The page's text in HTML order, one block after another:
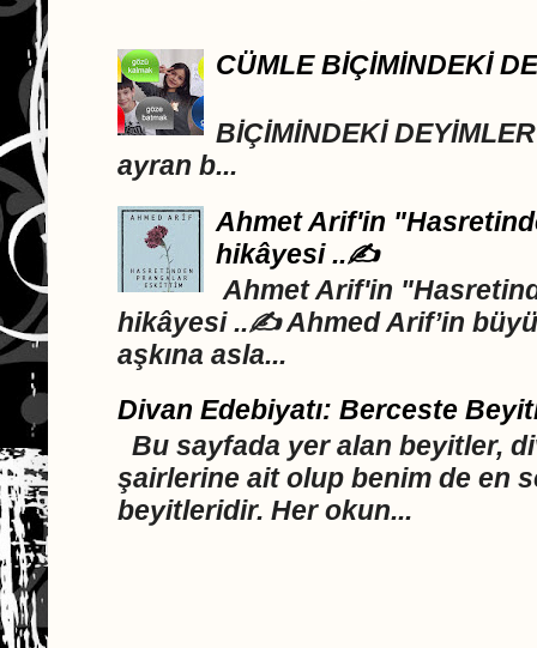
CÜMLE BİÇİMİNDEKİ
BİÇİMİNDEKİ
ayran b...
Ahmet Arif'in
hikâyesi ..✍️
Ahmet Arif'in
hikâyesi ..✍️ Ahmed Arif’in
aşkına asla...
Divan Edebiyatı: Berceste
Bu sayfada yer alan beyitler,
şairlerine ait olup benim de en
beyitleridir. Her okun...